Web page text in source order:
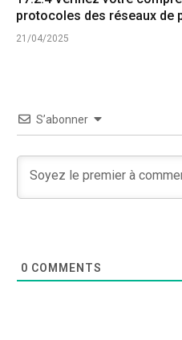
protocoles des réseaux de
21/04/2025
S’abonner
0 COMMENTS